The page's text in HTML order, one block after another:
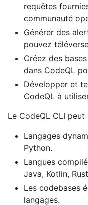
requêtes
communauté
Générer des
pouvez
Créez des
dans CodeQL
Développer et
CodeQL à
Le CodeQL CLI
Langages
Python.
Langues
Java, Kotlin,
Les codebases
langages.